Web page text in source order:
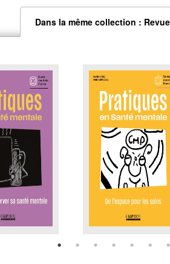
Dans la même collection :